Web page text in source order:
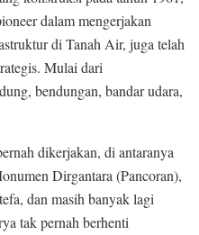
dalam mengerjakan
di Tanah Air, juga telah
Mulai dari
bendungan, bandar udara,
dikerjakan, di antaranya
Dirgantara (Pancoran),
dan masih banyak lagi
tak pernah berhenti